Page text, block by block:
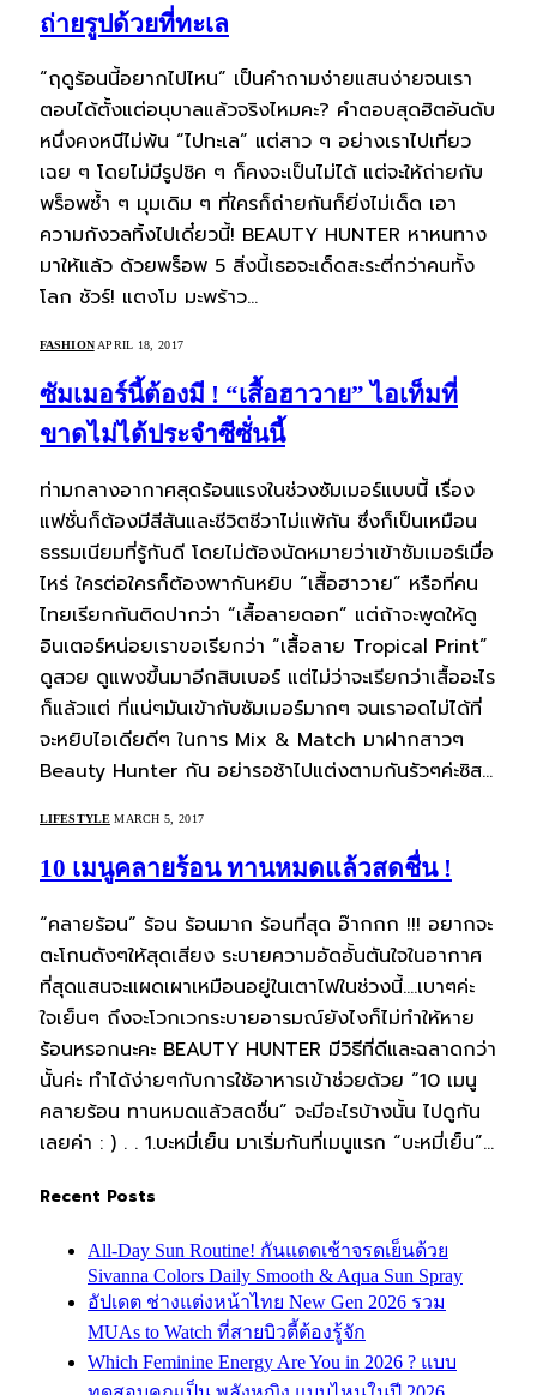
ถ่ายรูปด้วยที่ทะเล
“ฤดูร้อนนี้อยากไปไหน” เป็นคำถามง่ายแสนง่ายจนเรา
ตอบได้ตั้งแต่อนุบาลแล้วจริงไหมคะ? คำตอบสุดฮิตอันดับ
หนึ่งคงหนีไม่พ้น “ไปทะเล” แต่สาว ๆ อย่างเราไปเที่ยว
เฉย ๆ โดยไม่มีรูปชิค ๆ ก็คงจะเป็นไม่ได้ แต่จะให้ถ่ายกับ
พร็อพซ้ำ ๆ มุมเดิม ๆ ที่ใครก็ถ่ายกันก็ยิ่งไม่เด็ด เอา
ความกังวลทิ้งไปเดี๋ยวนี้! BEAUTY HUNTER หาหนทาง
มาให้แล้ว ด้วยพร็อพ 5 สิ่งนี้เธอจะเด็ดสะระตี่กว่าคนทั้ง
โลก ชัวร์! แตงโม มะพร้าว…
FASHION APRIL 18, 2017
ซัมเมอร์นี้ต้องมี ! “เสื้อฮาวาย” ไอเท็มที่
ขาดไม่ได้ประจำซีซั่นนี้
ท่ามกลางอากาศสุดร้อนแรงในช่วงซัมเมอร์แบบนี้ เรื่อง
แฟชั่นก็ต้องมีสีสันและชีวิตชีวาไม่แพ้กัน ซึ่งก็เป็นเหมือน
ธรรมเนียมที่รู้กันดี โดยไม่ต้องนัดหมายว่าเข้าซัมเมอร์เมื่อ
ไหร่ ใครต่อใครก็ต้องพากันหยิบ “เสื้อฮาวาย” หรือที่คน
ไทยเรียกกันติดปากว่า “เสื้อลายดอก” แต่ถ้าจะพูดให้ดู
อินเตอร์หน่อยเราขอเรียกว่า “เสื้อลาย Tropical Print”
ดูสวย ดูแพงขึ้นมาอีกสิบเบอร์ แต่ไม่ว่าจะเรียกว่าเสื้ออะไร
ก็แล้วแต่ ที่แน่ๆมันเข้ากับซัมเมอร์มากๆ จนเราอดไม่ได้ที่
จะหยิบไอเดียดีๆ ในการ Mix & Match มาฝากสาวๆ
Beauty Hunter กัน อย่ารอช้าไปแต่งตามกันรัวๆค่ะซิส…
LIFESTYLE MARCH 5, 2017
10 เมนูคลายร้อน ทานหมดแล้วสดชื่น !
“คลายร้อน” ร้อน ร้อนมาก ร้อนที่สุด อ๊ากกก !!! อยากจะ
ตะโกนดังๆให้สุดเสียง ระบายความอัดอั้นตันใจในอากาศ
ที่สุดแสนจะแผดเผาเหมือนอยู่ในเตาไฟในช่วงนี้….เบาๆค่ะ
ใจเย็นๆ ถึงจะโวกเวกระบายอารมณ์ยังไงก็ไม่ทำให้หาย
ร้อนหรอกนะคะ BEAUTY HUNTER มีวิธีที่ดีและฉลาดกว่า
นั้นค่ะ ทำได้ง่ายๆกับการใช้อาหารเข้าช่วยด้วย “10 เมนู
คลายร้อน ทานหมดแล้วสดชื่น” จะมีอะไรบ้างนั้น ไปดูกัน
เลยค่า : ) . . 1.บะหมี่เย็น มาเริ่มกันที่เมนูแรก “บะหมี่เย็น”…
Recent Posts
All-Day Sun Routine! กันแดดเช้าจรดเย็นด้วย
Sivanna Colors Daily Smooth & Aqua Sun Spray
อัปเดต ช่างแต่งหน้าไทย New Gen 2026 รวม
MUAs to Watch ที่สายบิวตี้ต้องรู้จัก
Which Feminine Energy Are You in 2026 ? แบบ